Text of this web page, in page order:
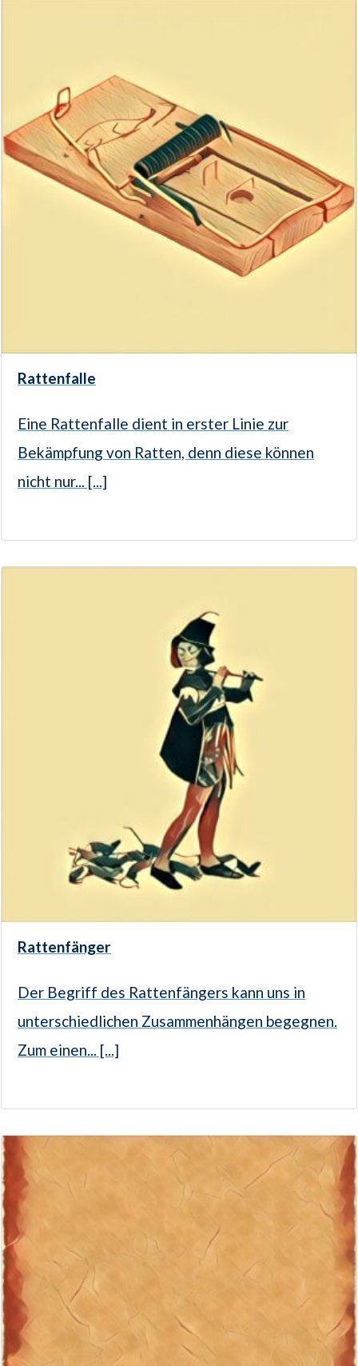
Rattenfalle
Eine Rattenfalle dient in erster Linie zur
Bekämpfung von Ratten, denn diese können
nicht nur... [...]
Rattenfänger
Der Begriff des Rattenfängers kann uns in
unterschiedlichen Zusammenhängen begegnen.
Zum einen... [...]